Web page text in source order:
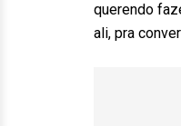
querendo
ali, pra